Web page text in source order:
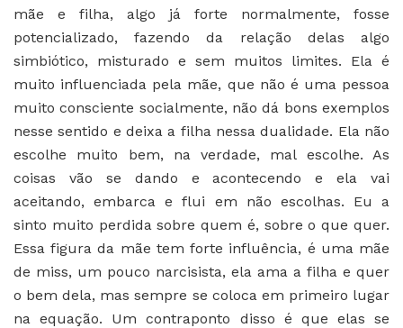
mãe e filha, algo já forte normalmente, fosse
potencializado, fazendo da relação delas algo
simbiótico, misturado e sem muitos limites. Ela é
muito influenciada pela mãe, que não é uma pessoa
muito consciente socialmente, não dá bons exemplos
nesse sentido e deixa a filha nessa dualidade. Ela não
escolhe muito bem, na verdade, mal escolhe. As
coisas vão se dando e acontecendo e ela vai
aceitando, embarca e flui em não escolhas. Eu a
sinto muito perdida sobre quem é, sobre o que quer.
Essa figura da mãe tem forte influência, é uma mãe
de miss, um pouco narcisista, ela ama a filha e quer
o bem dela, mas sempre se coloca em primeiro lugar
na equação. Um contraponto disso é que elas se